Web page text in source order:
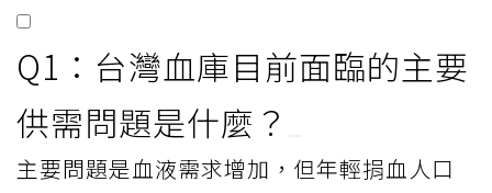
Q1：台灣血庫目前面臨的主要
供需問題是什麼？
主要問題是血液需求增加，但年輕捐血人口